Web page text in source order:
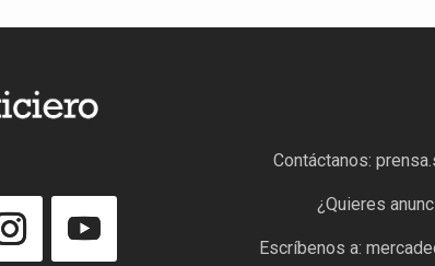
Contáctanos:
¿Quieres
Escríbenos a: